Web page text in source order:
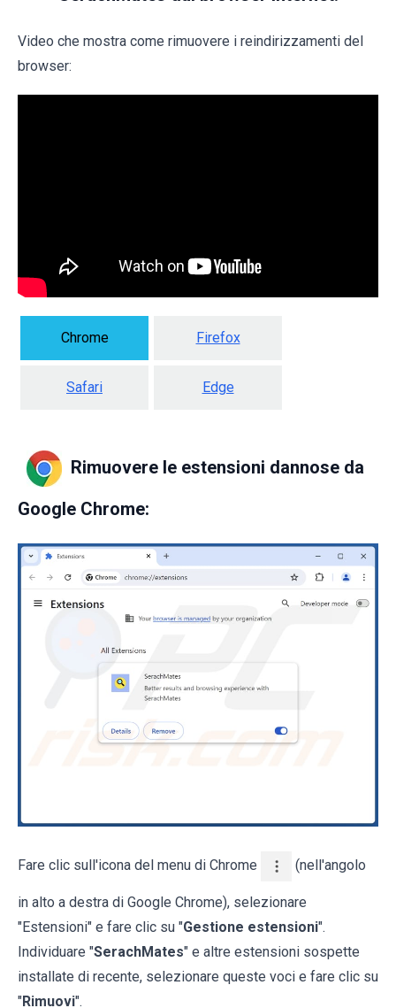
Video che mostra come rimuovere i reindirizzamenti del
browser:
Chrome Firefox
Safari Edge
Rimuovere le estensioni dannose da
Google Chrome:
Fare clic sull'icona del menu di Chrome (nell'angolo
in alto a destra di Google Chrome), selezionare
"Estensioni" e fare clic su "Gestione estensioni".
Individuare "SerachMates" e altre estensioni sospette
installate di recente, selezionare queste voci e fare clic su
"Rimuovi".